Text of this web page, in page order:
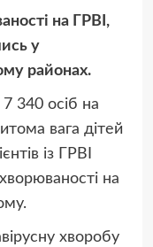
на ГРВІ,
у
районах.
7 340 осіб на
вага дітей
із ГРВІ
на
хворобу